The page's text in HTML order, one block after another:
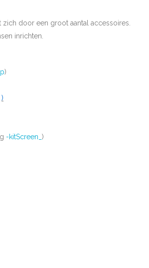
door een groot aantal accessoires.
inrichten.
)
)
-kitScreen_ )